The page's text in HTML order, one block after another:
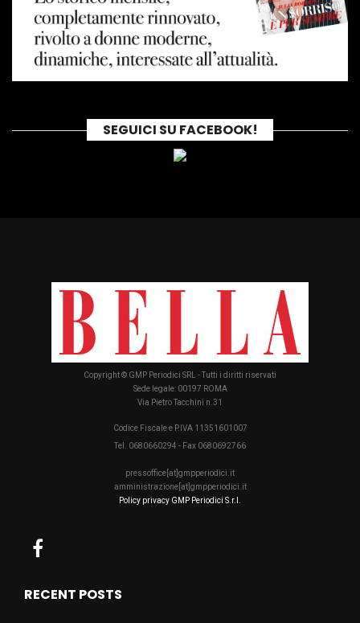
SEGUICI SU FACEBOOK!
Copyright © GMP Periodici SRL - Tutti i diritti riservati
Sede legale: 00197 ROMA
Via Pietro Tacchini n.31
Codice Fiscale e P.IVA 11351601007
Tel. 0680660294 - Fax 0680692766
pressoffice[at]gmpperiodici.it
amministrazione[at]gmpperiodici.it
Policy privacy GMP Periodici S.r.l.
RECENT POSTS